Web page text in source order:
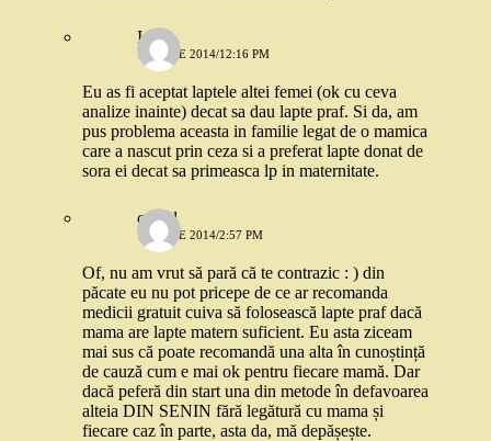
Iuli
15 IULIE 2014/12:16 PM
Eu as fi aceptat laptele altei femei (ok cu ceva
analize inainte) decat sa dau lapte praf. Si da, am
pus problema aceasta in familie legat de o mamica
care a nascut prin ceza si a preferat lapte donat de
sora ei decat sa primeasca lp in maternitate.
catgal
15 IULIE 2014/2:57 PM
Of, nu am vrut să pară că te contrazic : ) din
păcate eu nu pot pricepe de ce ar recomanda
medicii gratuit cuiva să folosească lapte praf dacă
mama are lapte matern suficient. Eu asta ziceam
mai sus că poate recomandă una alta în cunoștință
de cauză cum e mai ok pentru fiecare mamă. Dar
dacă peferă din start una din metode în defavoarea
alteia DIN SENIN fără legătură cu mama și
fiecare caz în parte, asta da, mă depășește.